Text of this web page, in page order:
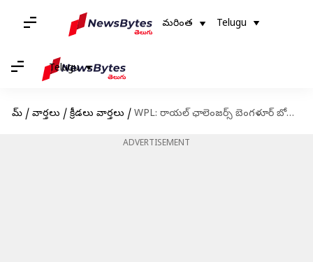
మరింత Telugu
Telugu
హోమ్ / వార్తలు / క్రీడలు వార్తలు / WPL: రాయల్ ఛాలెంజర్స్ బెంగళూర్ బోణి కొట్టేనా..?
ADVERTISEMENT